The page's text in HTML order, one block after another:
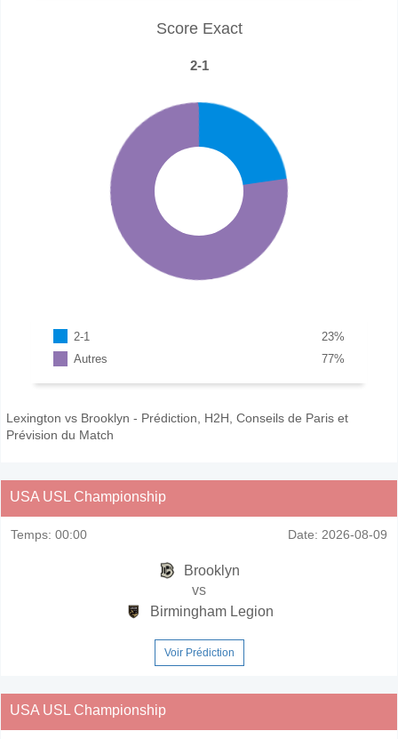
Score Exact
2-1
2-1 %
23
Autres
%
77
Lexington vs Brooklyn - Prédiction, H2H, Conseils de Paris et
Prévision du Match
USA USL Championship
Temps: 00:00 Date: 2026-08-09
Brooklyn
vs
Birmingham Legion
Voir Prédiction
USA USL Championship